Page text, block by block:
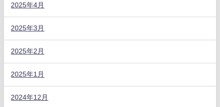
2025年4月
2025年3月
2025年2月
2025年1月
2024年12月